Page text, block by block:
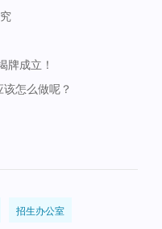
牌成立！
怎么做呢？
招生办公室